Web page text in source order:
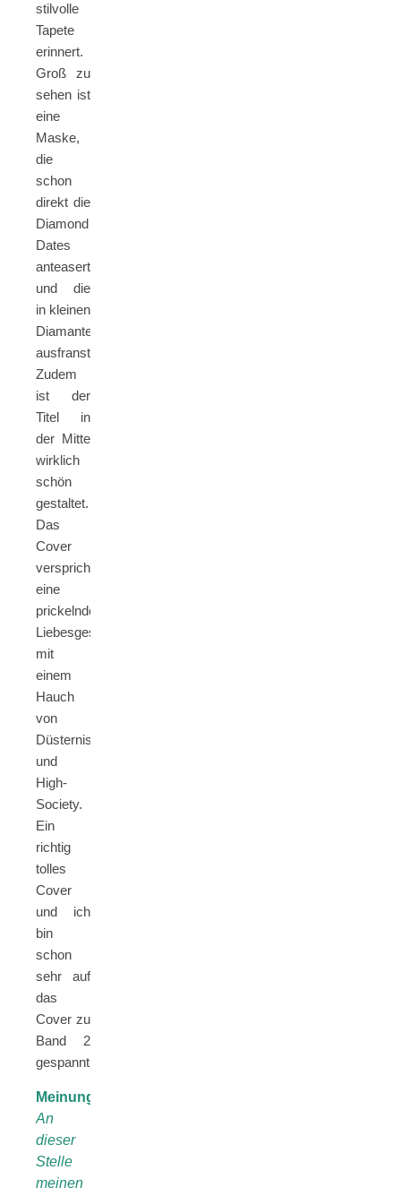
stilvolle
Tapete
erinnert.
Groß zu
sehen ist
eine
Maske,
die
schon
direkt die
Diamond
Dates
anteasert,
und die
in kleinen
Diamanten
ausfranst.
Zudem
ist der
Titel in
der Mitte
wirklich
schön
gestaltet.
Das
Cover
verspricht
eine
prickelnde
Liebesgeschichte
mit
einem
Hauch
von
Düsternis
und
High-
Society.
Ein
richtig
tolles
Cover
und ich
bin
schon
sehr auf
das
Cover zu
Band 2
gespannt!
Meinung:
An
dieser
Stelle
meinen